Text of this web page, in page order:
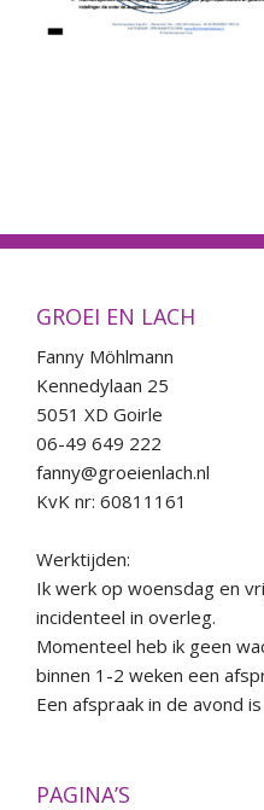
GROEI EN LACH
Fanny Möhlmann
Kennedylaan 25
5051 XD Goirle
06-49 649 222
fanny@groeienlach.nl
KvK nr: 60811161
Werktijden:
Ik werk op woensdag en
incidenteel in overleg.
Momenteel heb ik geen
binnen 1-2 weken een
Een afspraak in de avond
PAGINA’S